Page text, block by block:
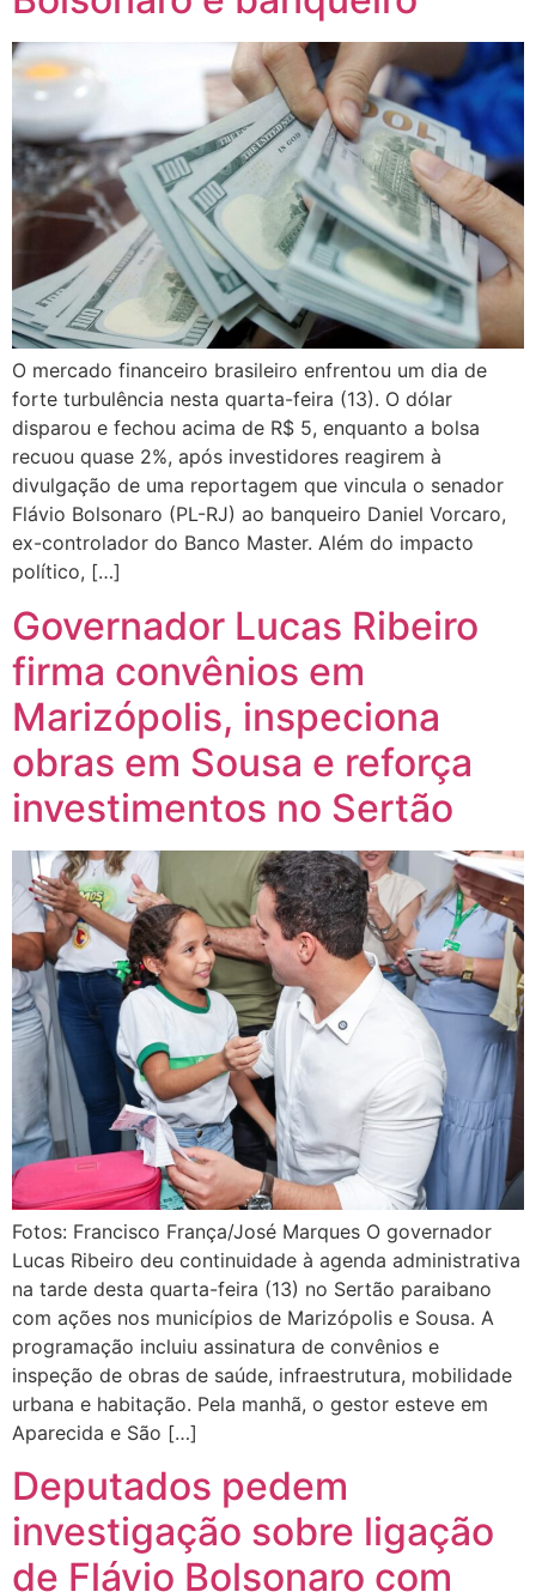
O mercado financeiro brasileiro enfrentou um dia de
forte turbulência nesta quarta-feira (13). O dólar
disparou e fechou acima de R$ 5, enquanto a bolsa
recuou quase 2%, após investidores reagirem à
divulgação de uma reportagem que vincula o senador
Flávio Bolsonaro (PL-RJ) ao banqueiro Daniel Vorcaro,
ex-controlador do Banco Master. Além do impacto
político, […]
Governador Lucas Ribeiro
firma convênios em
Marizópolis, inspeciona
obras em Sousa e reforça
investimentos no Sertão
Fotos: Francisco França/José Marques O governador
Lucas Ribeiro deu continuidade à agenda administrativa
na tarde desta quarta-feira (13) no Sertão paraibano
com ações nos municípios de Marizópolis e Sousa. A
programação incluiu assinatura de convênios e
inspeção de obras de saúde, infraestrutura, mobilidade
urbana e habitação. Pela manhã, o gestor esteve em
Aparecida e São […]
Deputados pedem
investigação sobre ligação
de Flávio Bolsonaro com